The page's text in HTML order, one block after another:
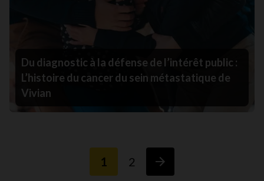
Du diagnostic à la défense de l’intérêt public :
L’histoire du cancer du sein métastatique de
Vivian
1 2